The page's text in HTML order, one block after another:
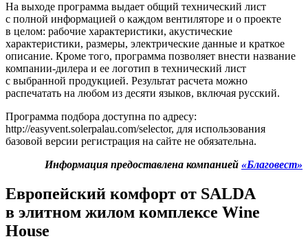
На выходе программа выдает общий технический лист
с полной информацией о каждом вентиляторе и о проекте
в целом: рабочие характеристики, акустические
характеристики, размеры, электрические данные и краткое
описание. Кроме того, программа позволяет внести название
компании-дилера и ее логотип в технический лист
с выбранной продукцией. Результат расчета можно
распечатать на любом из десяти языков, включая русский.
Программа подбора доступна по адресу:
http://easyvent.solerpalau.com/selector, для использования
базовой версии регистрация на сайте не обязательна.
Информация предоставлена компанией «Благовест»
Европейский комфорт от SALDA
в элитном жилом комплексе Wine
House